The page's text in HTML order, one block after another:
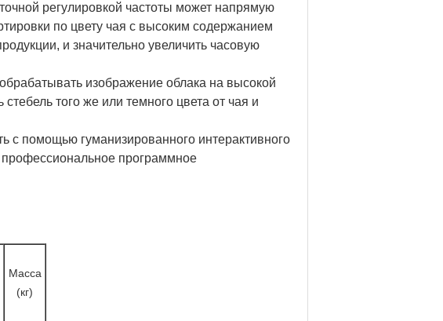
регулировкой частоты может напрямую
по цвету чая с высоким содержанием
и значительно увеличить часовую
изображение облака на высокой
того же или темного цвета от чая и
с помощью гуманизированного интерактивного
профессиональное программное
Масса
(кг)